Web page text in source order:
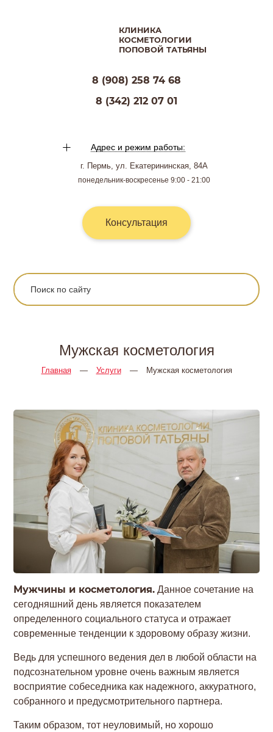
КЛИНИКА
КОСМЕТОЛОГИИ
ПОПОВОЙ ТАТЬЯНЫ
8 (908) 258 74 68
8 (342) 212 07 01
Адрес и режим работы:
г. Пермь, ул. Екатерининская, 84А
понедельник-воскресенье 9:00 - 21:00
Консультация
Мужская косметология
Главная — Услуги — Мужская косметология
Мужчины и косметология. Данное сочетание на
сегодняшний день является показателем
определенного социального статуса и отражает
современные тенденции к здоровому образу жизни.
Ведь для успешного ведения дел в любой области на
подсознательном уровне очень важным является
восприятие собеседника как надежного, аккуратного,
собранного и предусмотрительного партнера.
Таким образом, тот неуловимый, но хорошо